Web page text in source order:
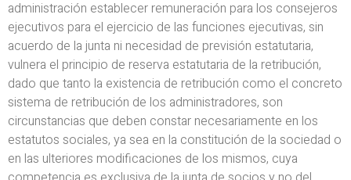
administración establecer remuneración para los consejeros
ejecutivos para el ejercicio de las funciones ejecutivas, sin
acuerdo de la junta ni necesidad de previsión estatutaria,
vulnera el principio de reserva estatutaria de la retribución,
dado que tanto la existencia de retribución como el concreto
sistema de retribución de los administradores, son
circunstancias que deben constar necesariamente en los
estatutos sociales, ya sea en la constitución de la sociedad o
en las ulteriores modificaciones de los mismos, cuya